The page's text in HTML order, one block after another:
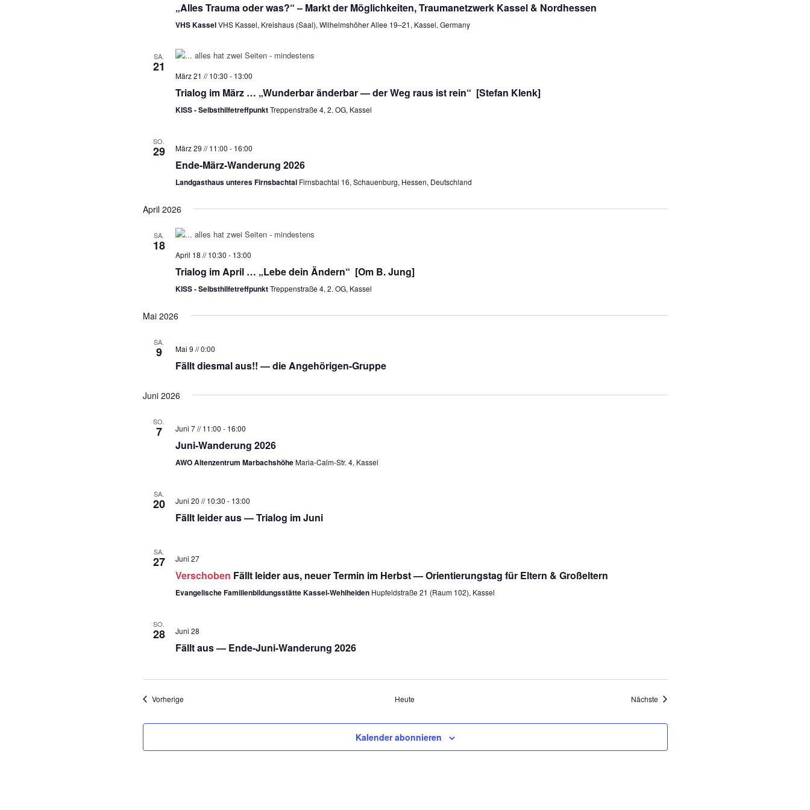
„Alles Trauma oder was?“ – Markt der Möglichkeiten, Traumanetzwerk Kassel & Nordhessen
VHS KasselVHS Kassel, Kreishaus (Saal), Wilhelmshöher Allee 19–21, Kassel, Germany
SA.
21
März 21 // 10:30 - 13:00
Trialog im März … „Wunderbar änderbar — der Weg raus ist rein“ [Stefan Klenk]
KISS - SelbsthilfetreffpunktTreppenstraße 4, 2. OG, Kassel
SO.
29 März 29 // 11:00 - 16:00
Ende-März-Wanderung 2026
Landgasthaus unteres Firnsbachtal Firnsbachtal 16, Schauenburg, Hessen, Deutschland
April 2026
SA.
18
April 18 // 10:30 - 13:00
Trialog im April … „Lebe dein Ändern“ [Om B. Jung]
KISS - SelbsthilfetreffpunktTreppenstraße 4, 2. OG, Kassel
Mai 2026
SA.
9 Mai 9 // 0:00
Fällt diesmal aus!! — die Angehörigen-Gruppe
Juni 2026
SO.
7 Juni 7 // 11:00 - 16:00
Juni-Wanderung 2026
AWO Altenzentrum MarbachshöheMaria-Calm-Str. 4, Kassel
SA.
20 Juni 20 // 10:30 - 13:00
Fällt leider aus — Trialog im Juni
SA.
27 Juni 27
Verschoben Fällt leider aus, neuer Termin im Herbst — Orientierungstag für Eltern & Großeltern
Evangelische Familienbildungsstätte Kassel-Wehlheiden Hupfeldstraße 21 (Raum 102), Kassel
SO.
28 Juni 28
Fällt aus — Ende-Juni-Wanderung 2026
VorherigeVeranstaltungen Heute Nächste Veranstaltungen
Kalender abonnieren